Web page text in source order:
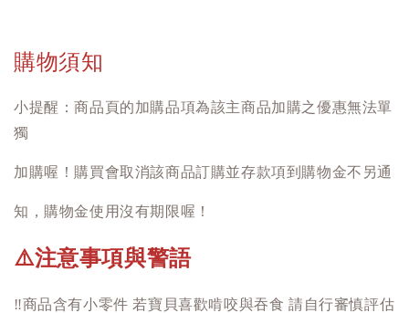
購物須知
小提醒：商品頁的加購品項為該主商品加購之優惠無法單
獨
加購喔！購買會取消該商品訂購並存款項到購物金不另通
知，購物金使用沒有期限喔！
⚠️注意事項與警語
‼️商品含有小零件 若寶貝喜歡啃咬與吞食 請自行審慎評估